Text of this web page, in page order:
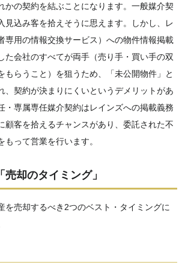
かの契約を結ぶことになります。一般媒介契
見込み客を拾えそうに思えます。しかし、レ
専用の情報交換サービス）への物件情報掲載
た会社のすべてが両手（売り手・買い手の双
もらうこと）を狙うため、「未公開物件」と
、契約が決まりにくいというデメリットがあ
・専属専任媒介契約はレインズへの掲載義務
顧客を拾えるチャンスがあり、委託された不
もって営業を行います。
却のタイミング」
を売却するべき2つのベスト・タイミングに